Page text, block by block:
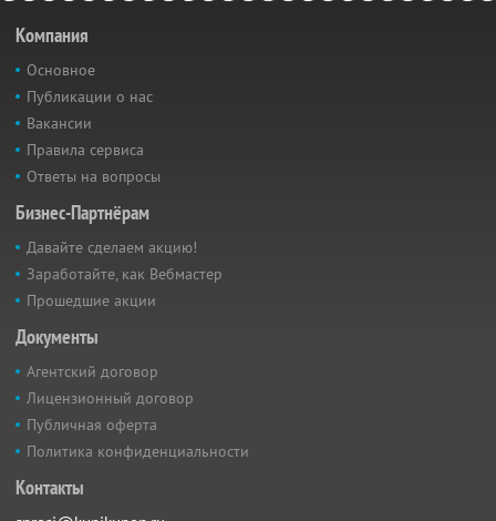
Компания
Основное
Публикации о нас
Вакансии
Правила сервиса
Ответы на вопросы
Бизнес-Партнёрам
Давайте сделаем акцию!
Заработайте, как Вебмастер
Прошедшие акции
Документы
Агентский договор
Лицензионный договор
Публичная оферта
Политика конфиденциальности
Контакты